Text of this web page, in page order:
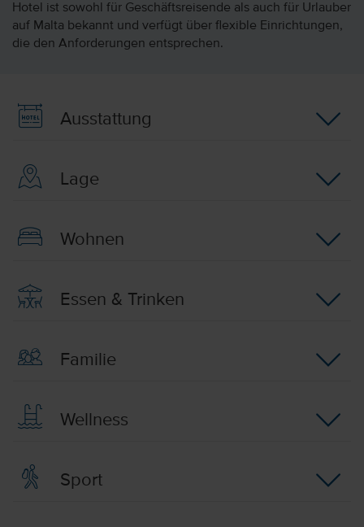
Hotel ist sowohl für Geschäftsreisende als auch für Urlauber
auf Malta bekannt und verfügt über flexible Einrichtungen,
die den Anforderungen entsprechen.
Ausstattung
Lage
Wohnen
Essen & Trinken
Familie
Wellness
Sport